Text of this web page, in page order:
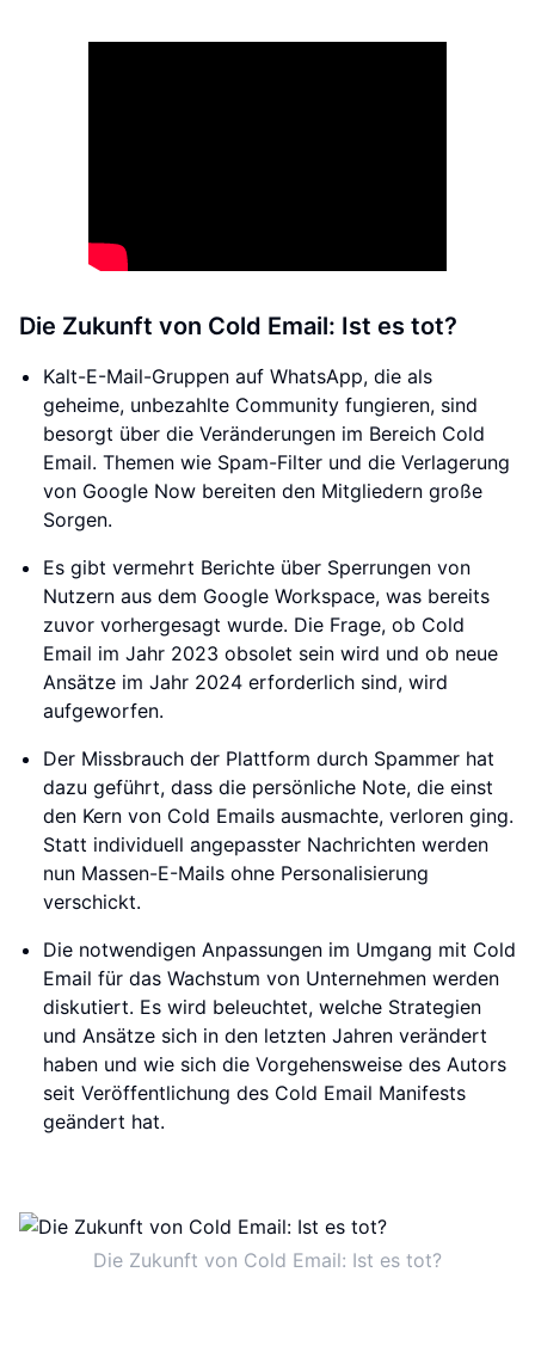
Die Zukunft von Cold Email: Ist es tot?
Kalt-E-Mail-Gruppen auf WhatsApp, die als
geheime, unbezahlte Community fungieren, sind
besorgt über die Veränderungen im Bereich Cold
Email. Themen wie Spam-Filter und die Verlagerung
von Google Now bereiten den Mitgliedern große
Sorgen.
Es gibt vermehrt Berichte über Sperrungen von
Nutzern aus dem Google Workspace, was bereits
zuvor vorhergesagt wurde. Die Frage, ob Cold
Email im Jahr 2023 obsolet sein wird und ob neue
Ansätze im Jahr 2024 erforderlich sind, wird
aufgeworfen.
Der Missbrauch der Plattform durch Spammer hat
dazu geführt, dass die persönliche Note, die einst
den Kern von Cold Emails ausmachte, verloren ging.
Statt individuell angepasster Nachrichten werden
nun Massen-E-Mails ohne Personalisierung
verschickt.
Die notwendigen Anpassungen im Umgang mit Cold
Email für das Wachstum von Unternehmen werden
diskutiert. Es wird beleuchtet, welche Strategien
und Ansätze sich in den letzten Jahren verändert
haben und wie sich die Vorgehensweise des Autors
seit Veröffentlichung des Cold Email Manifests
geändert hat.
Die Zukunft von Cold Email: Ist es tot?